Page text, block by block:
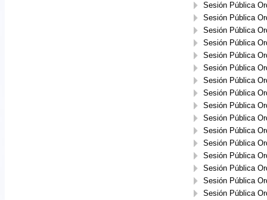
Sesión Pública
Sesión Pública
Sesión Pública
Sesión Pública
Sesión Pública
Sesión Pública
Sesión Pública
Sesión Pública
Sesión Pública
Sesión Pública
Sesión Pública
Sesión Pública
Sesión Pública
Sesión Pública
Sesión Pública
Sesión Pública